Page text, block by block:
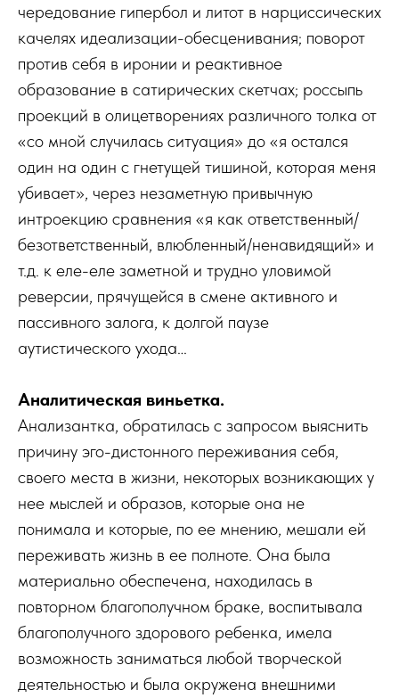
чередование гипербол и литот в нарциссических
качелях идеализации-обесценивания; поворот
против себя в иронии и реактивное
образование в сатирических скетчах; россыпь
проекций в олицетворениях различного толка от
«со мной случилась ситуация» до «я остался
один на один с гнетущей тишиной, которая меня
убивает», через незаметную привычную
интроекцию сравнения «я как ответственный/
безответственный, влюбленный/ненавидящий» и
т.д. к еле-еле заметной и трудно уловимой
реверсии, прячущейся в смене активного и
пассивного залога, к долгой паузе
аутистического ухода…
Аналитическая виньетка.
Анализантка, обратилась с запросом выяснить
причину эго-диcтонного переживания себя,
своего места в жизни, некоторых возникающих у
нее мыслей и образов, которые она не
понимала и которые, по ее мнению, мешали ей
переживать жизнь в ее полноте. Она была
материально обеспечена, находилась в
повторном благополучном браке, воспитывала
благополучного здорового ребенка, имела
возможность заниматься любой творческой
деятельностью и была окружена внешними